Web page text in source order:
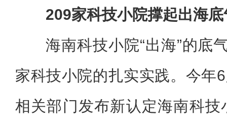
209家科技小院撑起出海底
海南科技小院“出海”的底
家科技小院的扎实实践。今年
相关部门发布新认定海南科